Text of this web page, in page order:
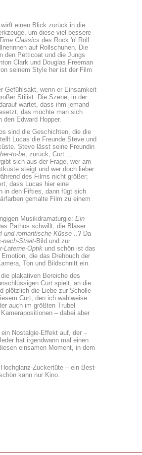
wirft einen Blick zurück in die
um diese viel bessere
Classics des Rock 'n' Roll
auf Rollschuhen. Die
den Petticoat und die Jungs
Clark und Douglas Freeman
seinem Style her ist der Film
Gefühlsakt, wenn er Einsamkeit
Stilist. Die Szene, in der
wartet, dass ihm jemand
das möchte man sich
den Edward Hopper.
sind die Geschichten, die die
Lucas die Freunde Steve und
Steve lässt seine Freundin
to-be, zurück, Curt …
sich aus der Frage, wer am
steigt und wer doch lieber
des Films nicht größer;
dass Lucas hier eine
in den Fifties, dann fügt sich
gemalte Film zu einem
Musikdramaturgie: Ein
Pathos schwillt, die Bläser
und romantische Küsse ..? Da
nach-Streit-Bild und zur
Laterne-Optik und schön ist das
die das Drehbuch der
Ton und Bildschnitt ein.
plakativen Bereiche des
Curt spielt, an die
plötzlich die Liebe zur Scholle
Curt, den ich wahlweise
auch im größten Trubel
– dabei aber
Nostalgie-Effekt auf, der –
hat irgendwann mal einen
einsamen Moment, in dem
Zuckertüte – ein Best-
kann nur Kino.